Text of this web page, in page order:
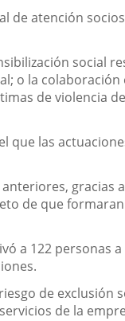
de atención
social
o la
de violencia
que las
gracias
de que
a 122 personas a
de exclusión
de la